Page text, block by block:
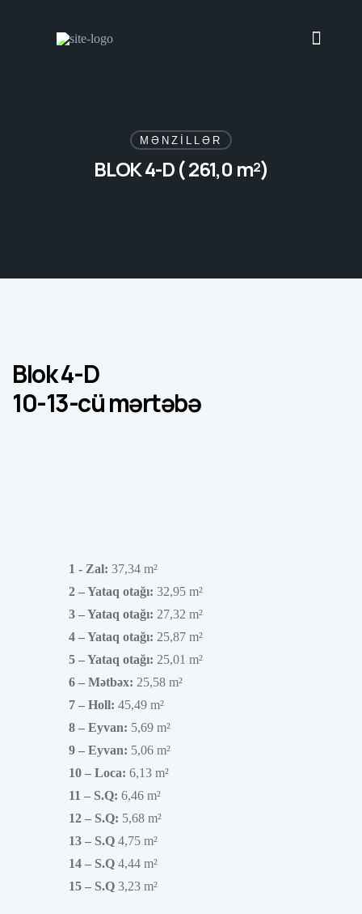
MƏNZİLLƏR
BLOK 4-D ( 261,0 m²)
Blok 4-D
10-13-cü mərtəbə
1­ -­­­ Zal: 37,34 m²
2­ – Yataq otağı: 32,95 m²
3­ – Yataq otağı: 27,32 m²
4­ – Yataq otağı: 25,87 m²
5 – Yataq otağı: 25,01 m²
6 – Mətbəx: 25,58 m²
7 – Holl: 45,49 m²
8­ – Eyvan: 5,69 m²
9­ – Eyvan: 5,06 m²
10 – Loca: 6,13 m²
11 – S.Q: 6,46 m²
12 – S.Q: 5,68 m²
13 – S.Q 4,75 m²
14 – S.Q 4,44 m²
15 – S.Q 3,23 m²